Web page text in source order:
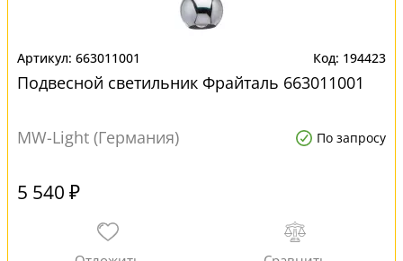
663011001 194423
Подвесной светильник Фрайталь 663011001
MW-Light (Германия) По запросу
5 540 ₽